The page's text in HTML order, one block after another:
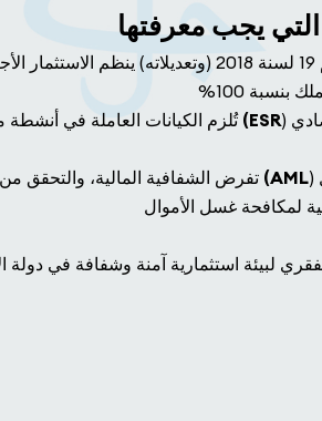
التي يجب معرفتها
100%
(
ESR) تُلزم الكيانات العاملة في
(
AML) تفرض الشفافية المالية، والتحقق
لمكافحة غسل الأموال
لبيئة استثمارية آمنة وشفافة في دولة